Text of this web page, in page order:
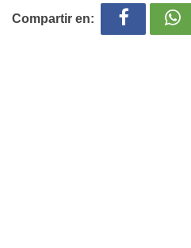
Compartir en: